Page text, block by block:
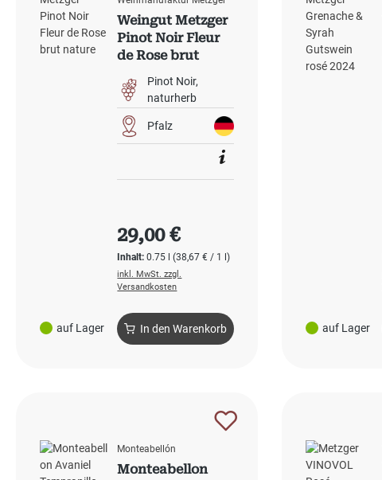
auf Lager
Weingut Metzger
Pinot Noir Fleur
de Rose brut
nature
Pinot Noir
naturherb
Pfalz
Inhalt:0.75 l(38,67 € / 1 l)
Regulärer Preis:
29,00 €
inkl. MwSt. zzgl.
Versandkosten
In den Warenkorb auf Lager
Monteabellón
Monteabellon